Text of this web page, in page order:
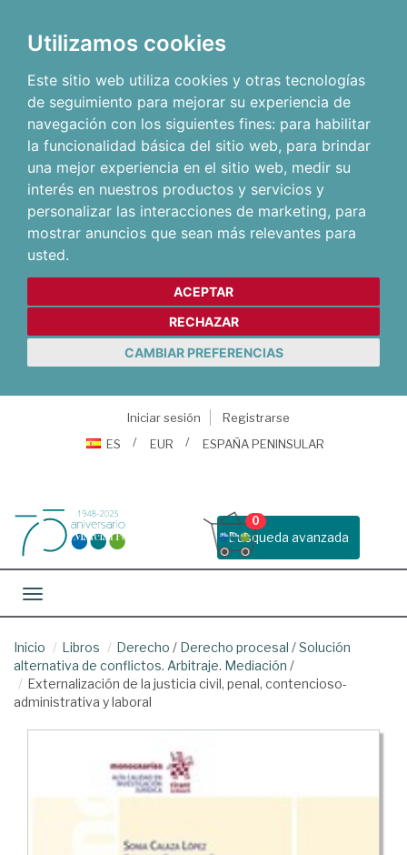
Utilizamos cookies
Este sitio web utiliza cookies y otras tecnologías
de seguimiento para mejorar su experiencia de
navegación con los siguientes fines: para habilitar
la funcionalidad básica del sitio web, para brindar
una mejor experiencia en el sitio web, medir su
interés en nuestros productos y servicios y
personalizar las interacciones de marketing, para
mostrar anuncios que sean más relevantes para
usted.
ACEPTAR
RECHAZAR
CAMBIAR PREFERENCIAS
Iniciar sesión
Registrarse
ES
EUR ESPAÑA PENINSULAR
Busqueda avanzada
0
Toggle navigation
Inicio Libros Derecho / Derecho procesal /Solución
alternativa de conflictos. Arbitraje. Mediación /
Externalización de la justicia civil, penal, contencioso-
administrativa y laboral